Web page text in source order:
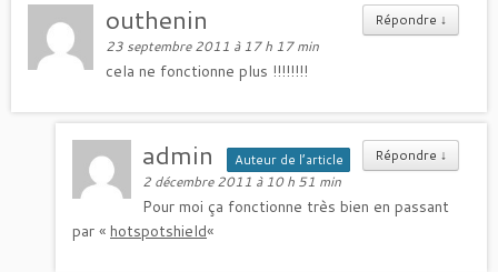
Répondre ↓
outhenin
23 septembre 2011 à 17 h 17 min
cela ne fonctionne plus !!!!!!!!
Répondre ↓
admin Auteur de l’article
2 décembre 2011 à 10 h 51 min
Pour moi ça fonctionne très bien en passant
par « hotspotshield«